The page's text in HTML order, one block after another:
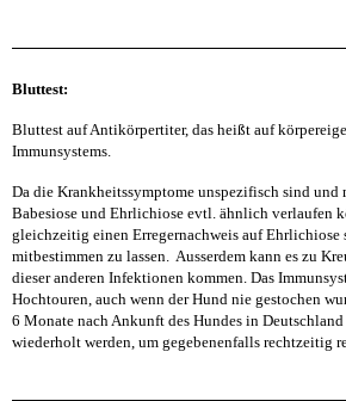
Bluttest:
Bluttest auf Antikörpertiter, das heißt auf
Immunsystems.
Da die Krankheitssymptome unspezifisch sind und
Babesiose und Ehrlichiose evtl. ähnlich verlaufen
gleichzeitig einen Erregernachweis auf Ehrlichiose
mitbestimmen zu lassen. Ausserdem kann es zu
dieser anderen Infektionen kommen. Das
Hochtouren, auch wenn der Hund nie gestochen
6 Monate nach Ankunft des Hundes in
wiederholt werden, um gegebenenfalls rechtzeitig